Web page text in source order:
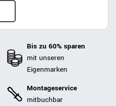
Bis zu 60% sparen
mit unseren
Eigenmarken
Montageservice
mitbuchbar